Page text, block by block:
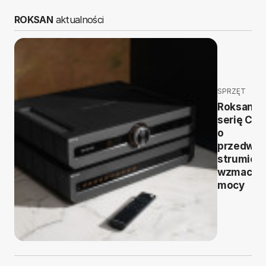
ROKSAN aktualności
SPRZĘT
Roksan
serię
o
mocy